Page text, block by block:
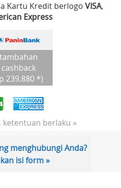
Kartu Kredit berlogo VISA,
Express
tambahan
cashback
239.880 *)
ketentuan berlaku »
menghubungi Anda?
isi form »